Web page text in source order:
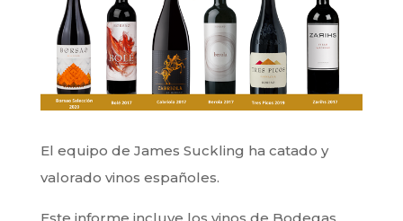
El equipo de James Suckling ha catado y
valorado vinos españoles.